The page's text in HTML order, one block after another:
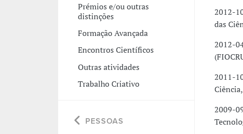
Prémios e/ou outras
distinções
Formação Avançada
Encontros Científicos
Outras atividades
Trabalho Criativo
PESSOAS
2012-
das
2012-
2011-
2009-